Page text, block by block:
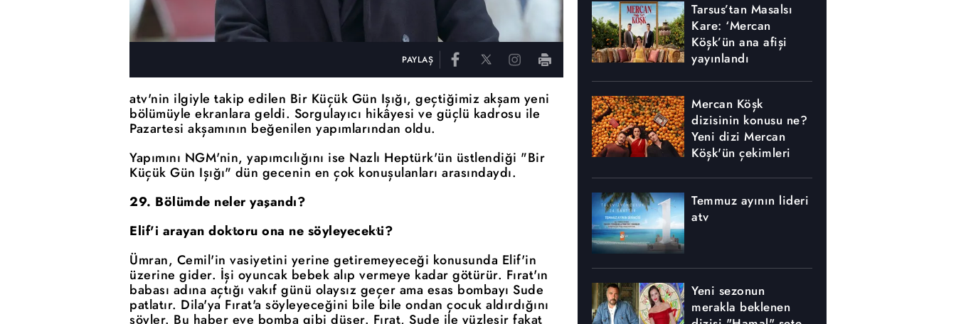
PAYLAŞ
atv'nin ilgiyle takip edilen Bir Küçük Gün Işığı, geçtiğimiz akşam yeni
bölümüyle ekranlara geldi. Sorgulayıcı hikâyesi ve güçlü kadrosu ile
Pazartesi akşamının beğenilen yapımlarından oldu.
Yapımını NGM'nin, yapımcılığını ise Nazlı Heptürk'ün üstlendiği "Bir
Küçük Gün Işığı" dün gecenin en çok konuşulanları arasındaydı.
29. Bölümde neler yaşandı?
Elif'i arayan doktoru ona ne söyleyecekti?
Ümran, Cemil'in vasiyetini yerine getiremeyeceği konusunda Elif'in
üzerine gider. İşi oyuncak bebek alıp vermeye kadar götürür. Fırat'ın
babası adına açtığı vakıf günü olaysız geçer ama esas bombayı Sude
patlatır. Dila'ya Fırat'a söyleyeceğini bile bile ondan çocuk aldırdığını
söyler. Bu haber eve bomba gibi düşer. Fırat, Sude ile yüzleşir fakat
Tarsus’tan Masalsı
Kare: ‘Mercan
Köşk’ün ana afişi
yayınlandı
Mercan Köşk
dizisinin konusu ne?
Yeni dizi Mercan
Köşk'ün çekimleri
Temmuz ayının lideri
atv
Yeni sezonun
merakla beklenen